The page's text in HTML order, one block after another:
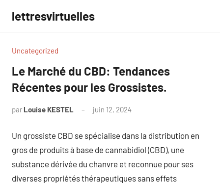
contenu
lettresvirtuelles
Uncategorized
Le Marché du CBD: Tendances
Récentes pour les Grossistes.
par Louise KESTEL juin 12, 2024
Un grossiste CBD se spécialise dans la distribution en
gros de produits à base de cannabidiol (CBD), une
substance dérivée du chanvre et reconnue pour ses
diverses propriétés thérapeutiques sans effets